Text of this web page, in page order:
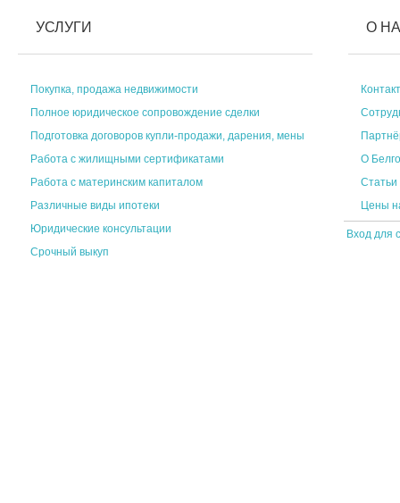
УСЛУГИ
Покупка, продажа недвижимости
Полное юридическое сопровождение сделки
Подготовка договоров купли-продажи, дарения, мены
Работа с жилищными сертификатами
Работа с материнским капиталом
Различные виды ипотеки
Юридические консультации
Срочный выкуп
О
О
Статьи
Цены
Вход для